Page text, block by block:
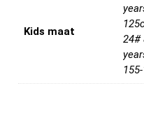
Kids maat
24#